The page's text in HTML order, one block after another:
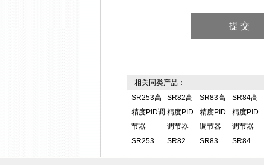
相关同类产品：
SR253高
精度PID调
节器
SR253
SR82高
精度PID
调节器
SR82
SR83高
精度PID
调节器
SR83
SR84高
精度PID
调节器
SR84